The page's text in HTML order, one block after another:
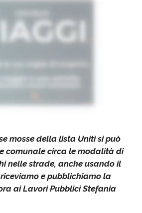
mosse della lista Uniti si può
comunale circa le modalità di
nelle strade, anche usando il
e pubblichiamo la
ai Lavori Pubblici Stefania